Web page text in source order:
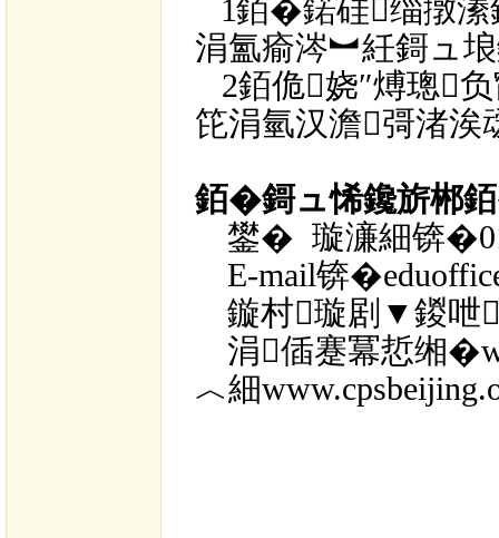
1銆�鍩硅缁撴
涓氳瘉涔︼紝鎶ュ
2銆佹娆″煿璁
笓涓氫汉澹彁渚
銆�鎶ュ悕鑱旂郴
鐢� 璇濓細锛�
E-mail锛�
鏇村璇剧▼鍐呭
涓偛蹇冪悊缃�
︿細